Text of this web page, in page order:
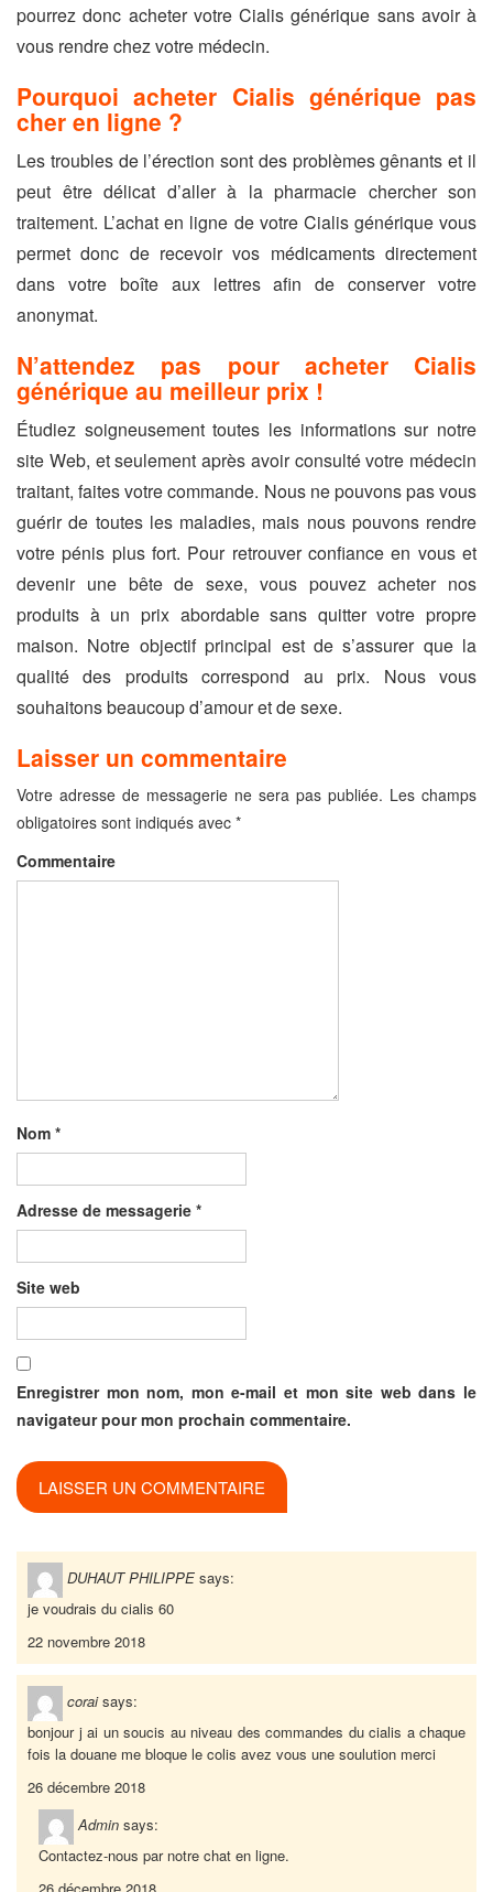
pourrez donc acheter votre Cialis générique sans avoir à
vous rendre chez votre médecin.
Pourquoi acheter Cialis générique pas
cher en ligne ?
Les troubles de l’érection sont des problèmes gênants et il
peut être délicat d’aller à la pharmacie chercher son
traitement. L’achat en ligne de votre Cialis générique vous
permet donc de recevoir vos médicaments directement
dans votre boîte aux lettres afin de conserver votre
anonymat.
N’attendez pas pour acheter Cialis
générique au meilleur prix !
Étudiez soigneusement toutes les informations sur notre
site Web, et seulement après avoir consulté votre médecin
traitant, faites votre commande. Nous ne pouvons pas vous
guérir de toutes les maladies, mais nous pouvons rendre
votre pénis plus fort. Pour retrouver confiance en vous et
devenir une bête de sexe, vous pouvez acheter nos
produits à un prix abordable sans quitter votre propre
maison. Notre objectif principal est de s’assurer que la
qualité des produits correspond au prix. Nous vous
souhaitons beaucoup d’amour et de sexe.
Laisser un commentaire
Votre adresse de messagerie ne sera pas publiée. Les champs
obligatoires sont indiqués avec *
Commentaire
Nom *
Adresse de messagerie *
Site web
Enregistrer mon nom, mon e-mail et mon site web dans le
navigateur pour mon prochain commentaire.
DUHAUT PHILIPPE says:
je voudrais du cialis 60
22 novembre 2018
corai says:
bonjour j ai un soucis au niveau des commandes du cialis a chaque
fois la douane me bloque le colis avez vous une soulution merci
26 décembre 2018
Admin says:
Contactez-nous par notre chat en ligne.